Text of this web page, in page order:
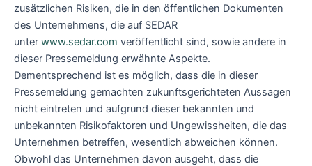
zusätzlichen Risiken, die in den öffentlichen Dokumenten
des Unternehmens, die auf SEDAR
unter www.sedar.com veröffentlicht sind, sowie andere in
dieser Pressemeldung erwähnte Aspekte.
Dementsprechend ist es möglich, dass die in dieser
Pressemeldung gemachten zukunftsgerichteten Aussagen
nicht eintreten und aufgrund dieser bekannten und
unbekannten Risikofaktoren und Ungewissheiten, die das
Unternehmen betreffen, wesentlich abweichen können.
Obwohl das Unternehmen davon ausgeht, dass die